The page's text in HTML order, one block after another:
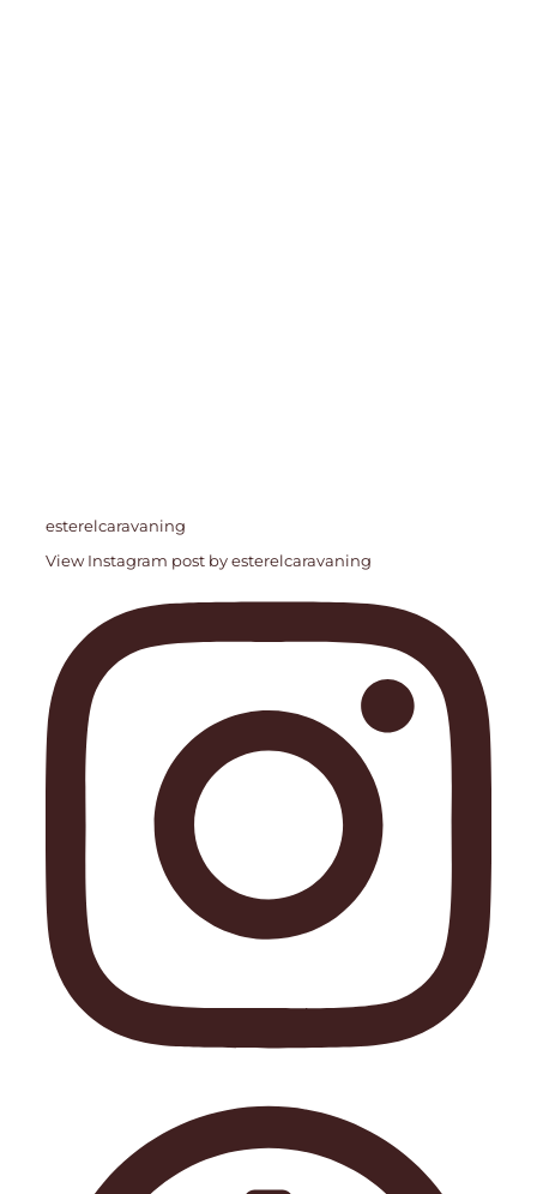
esterelcaravaning
View Instagram post by esterelcaravaning